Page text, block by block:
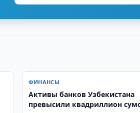
ФИНАНСЫ
Активы банков Узбекистана
превысили квадриллион